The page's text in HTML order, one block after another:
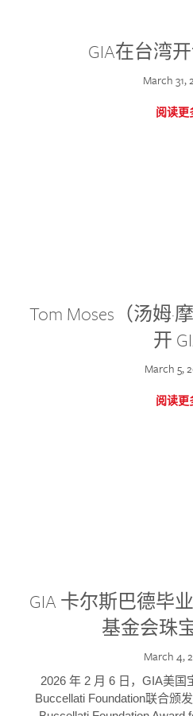
GIA在台湾
March 31,
阅读更
Tom Moses（汤姆·
开
March 5,
阅读更
GIA 卡尔斯巴德毕
基金会珠
March 4,
2026 年 2 月 6 日，GIA美国
Buccellati Foundation联合颁